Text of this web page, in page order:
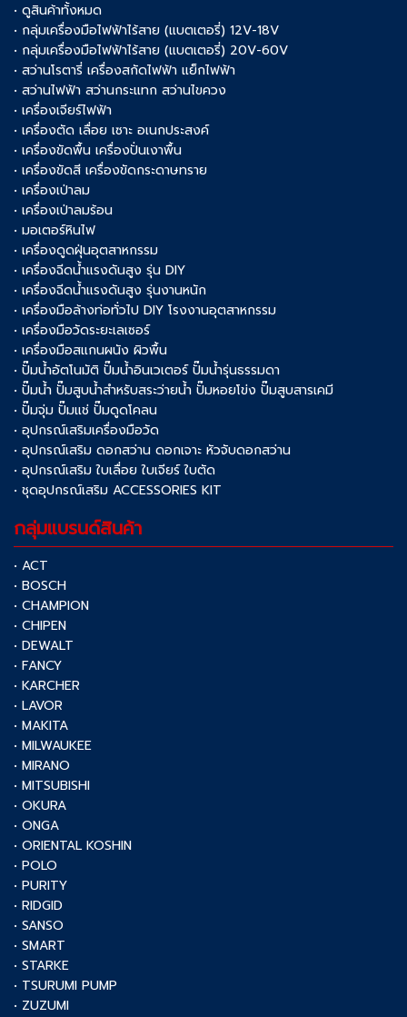
• ดูสินค้าทั้งหมด
• กลุ่มเครื่องมือไฟฟ้าไร้สาย (แบตเตอรี่) 12V-18V
• กลุ่มเครื่องมือไฟฟ้าไร้สาย (แบตเตอรี่) 20V-60V
• สว่านโรตารี่ เครื่องสกัดไฟฟ้า แย็กไฟฟ้า
• สว่านไฟฟ้า สว่านกระแทก สว่านไขควง
• เครื่องเจียร์ไฟฟ้า
• เครื่องตัด เลื่อย เซาะ อเนกประสงค์
• เครื่องขัดพื้น เครื่องปั่นเงาพื้น
• เครื่องขัดสี เครื่องขัดกระดาษทราย
• เครื่องเป่าลม
• เครื่องเป่าลมร้อน
• มอเตอร์หินไฟ
• เครื่องดูดฝุ่นอุตสาหกรรม
• เครื่องฉีดน้ำแรงดันสูง รุ่น DIY
• เครื่องฉีดน้ำแรงดันสูง รุ่นงานหนัก
• เครื่องมือล้างท่อทั่วไป DIY โรงงานอุตสาหกรรม
• เครื่องมือวัดระยะเลเซอร์
• เครื่องมือสแกนผนัง ผิวพื้น
• ปั๊มน้ำอัตโนมัติ ปั๊มน้ำอินเวเตอร์ ปั๊มน้ำรุ่นธรรมดา
• ปั๊มน้ำ ปั๊มสูบน้ำสำหรับสระว่ายน้ำ ปั๊มหอยโข่ง ปั๊มสูบสารเคมี
• ปั๊มจุ่ม ปั๊มแช่ ปั๊มดูดโคลน
• อุปกรณ์เสริมเครื่องมือวัด
• อุปกรณ์เสริม ดอกสว่าน ดอกเจาะ หัวจับดอกสว่าน
• อุปกรณ์เสริม ใบเลื่อย ใบเจียร์ ใบตัด
• ชุดอุปกรณ์เสริม ACCESSORIES KIT
กลุ่มแบรนด์สินค้า
• ACT
• BOSCH
• CHAMPION
• CHIPEN
• DEWALT
• FANCY
• KARCHER
• LAVOR
• MAKITA
• MILWAUKEE
• MIRANO
• MITSUBISHI
• OKURA
• ONGA
• ORIENTAL KOSHIN
• POLO
• PURITY
• RIDGID
• SANSO
• SMART
• STARKE
• TSURUMI PUMP
• ZUZUMI